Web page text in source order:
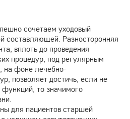
сочетаем уходовый
составляющей. Разносторонняя
вплоть до проведения
процедур, под регулярным
на фоне лечебно-
позволяет достичь, если не
функций, то значимого
для пациентов старшей